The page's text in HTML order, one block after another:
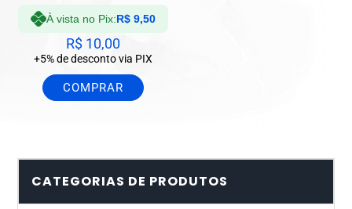
À vista no Pix:R$9,50
R$10,00
+5% de desconto via PIX
COMPRAR
CATEGORIAS DE PRODUTOS